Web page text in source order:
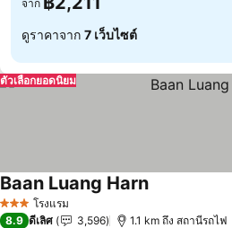
จาก
ดูราคาจาก 7 เว็บไซต์
ตัวเลือกยอดนิยม
3 ดาว โรงแรม
Baan Luang Harn
8.9 ดีเลิศ 3,596 1.1 km ถึง สถานีรถไฟ